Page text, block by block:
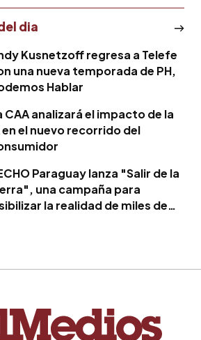
dia
Kusnetzoff regresa a Telefe
una nueva temporada de PH,
Hablar
CAA analizará el impacto de la
en el nuevo recorrido del
Paraguay lanza "Salir de la
una campaña para
la realidad de miles de